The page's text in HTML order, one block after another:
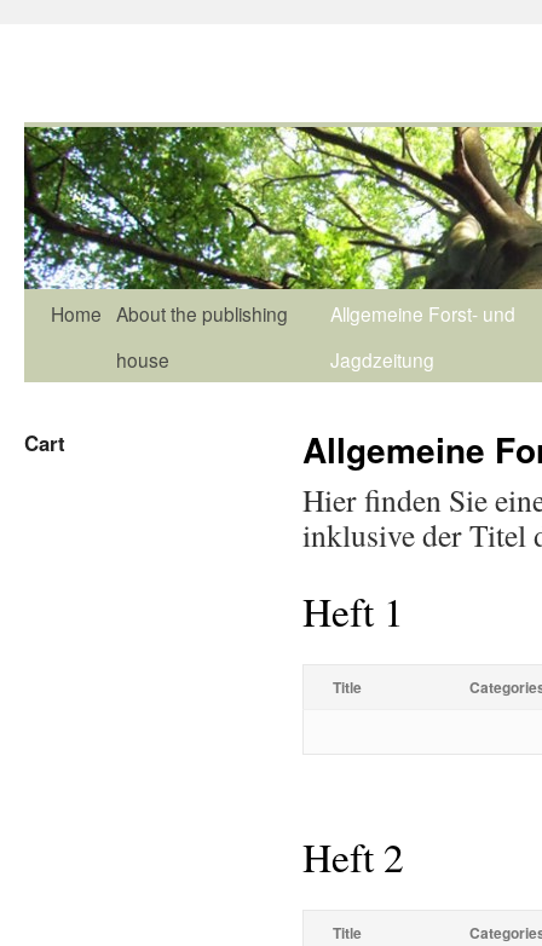
Home About the publishing
house
Allgemeine Forst- und
Jagdzeitung
Allgemeine
Hier finden Sie
inklusive der Titel
Heft 1
Title
Heft 2
Title
Cart